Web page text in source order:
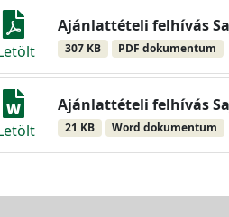
Ajánlattételi felhívás
307 KB PDF dokumentum
Ajánlattételi felhívás
21 KB Word dokumentum